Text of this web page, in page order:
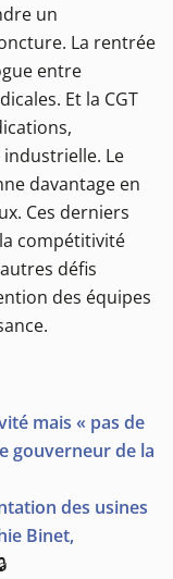
un
La rentrée
entre
Et la CGT
Le
davantage en
Ces derniers
compétitivité
défis
des équipes
mais « pas de
gouverneur de la
des usines
Binet,